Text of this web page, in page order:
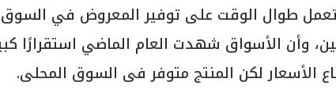
تعمل طوال الوقت على توفير المعروض في
وأن الأسواق شهدت العام الماضي استقرارًا
الأسعار لكن المنتج متوفر فى السوق المحلى.